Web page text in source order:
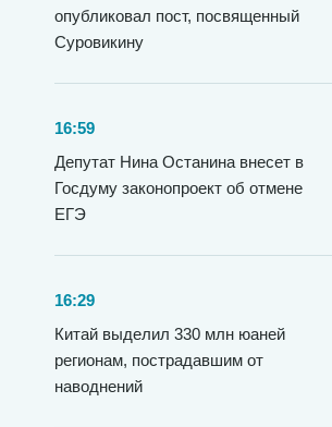
опубликовал пост, посвященный
Суровикину
16:59
Депутат Нина Останина внесет в
Госдуму законопроект об отмене
ЕГЭ
16:29
Китай выделил 330 млн юаней
регионам, пострадавшим от
наводнений